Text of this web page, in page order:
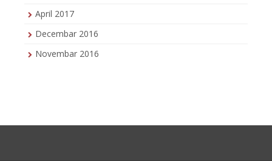
April 2017
Decembar 2016
Novembar 2016